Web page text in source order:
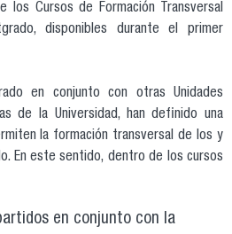
los Cursos de Formación Transversal
disponibles durante el primer
en conjunto con otras Unidades
de la Universidad, han definido una
la formación transversal de los y
En este sentido, dentro de los cursos
en conjunto con la